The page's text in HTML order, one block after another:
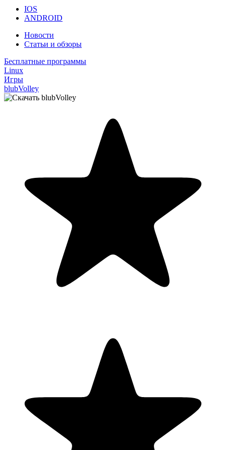
IOS
ANDROID
Новости
Статьи и обзоры
Бесплатные программы
Linux
Игры
blubVolley